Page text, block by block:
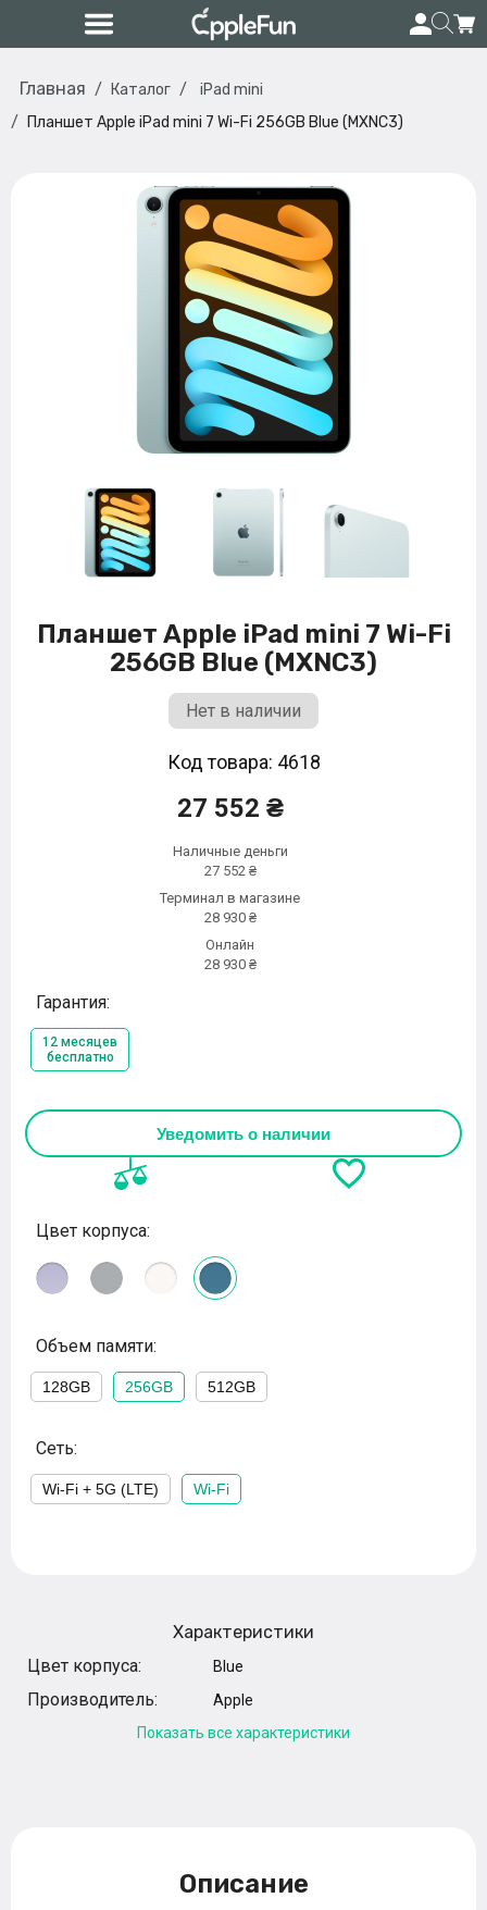
Главная Каталог
iPad mini
Планшет Apple iPad mini 7 Wi-Fi 256GB Blue (MXNC3)
Планшет Apple iPad mini 7 Wi-Fi
256GB Blue (MXNC3)
Нет в наличии
Код товара: 4618
27 552 ₴
Наличные деньги
27 552 ₴
Терминал в магазине
28 930 ₴
Онлайн
28 930 ₴
Гарантия:
12 месяцев
бесплатно
Уведомить о наличии
Цвет корпуса:
Объем памяти:
128GB 256GB 512GB
Сеть:
Wi-Fi + 5G (LTE) Wi-Fi
Характеристики
Цвет корпуса:
Blue
Производитель:
Apple
Показать все характеристики
Описание